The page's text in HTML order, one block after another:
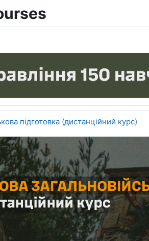
підготовка (дистанційний курс)